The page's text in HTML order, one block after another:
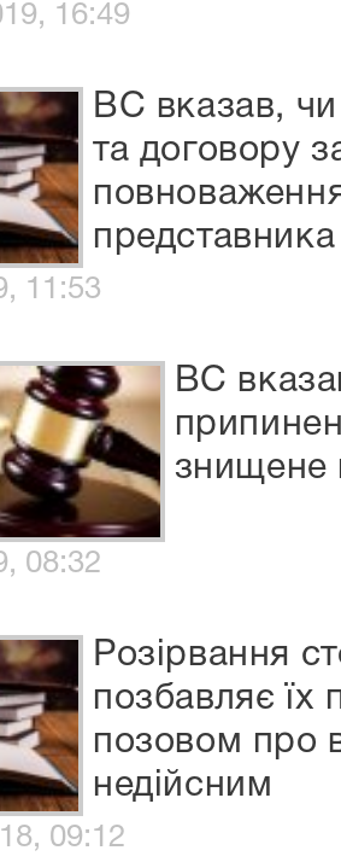
16:49
ВС вказав,
та договору
представника
11:53
ВС
знищене
08:32
Розірвання
позбавляє їх
позовом про
недійсним
09:12